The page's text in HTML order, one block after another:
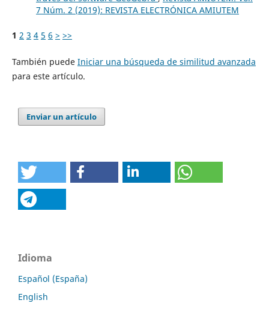
7 Núm. 2 (2019): REVISTA ELECTRÓNICA AMIUTEM
1 2 3 4 5 6 > >>
También puede Iniciar una búsqueda de similitud avanzada
para este artículo.
Enviar un artículo
Idioma
Español (España)
English